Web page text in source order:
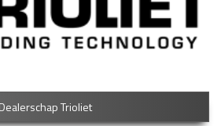
Dealerschap Trioliet